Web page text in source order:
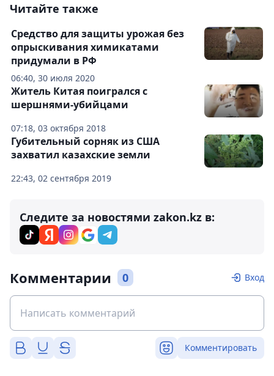
Читайте также
06:40, 30 июля 2020
Средство для защиты урожая без
опрыскивания химикатами
придумали в РФ
07:18, 03 октября 2018
Житель Китая поигрался с
шершнями-убийцами
22:43, 02 сентября 2019
Губительный сорняк из США
захватил казахские земли
Следите за новостями zakon.kz в:
Комментарии 0 Вход
Комментировать